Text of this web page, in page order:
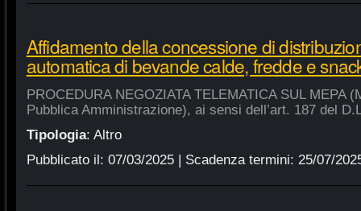
Affidamento della concessione di
automatica di bevande calde, fredde e
PROCEDURA NEGOZIATA TELEMATICA SUL MEPA
Pubblica Amministrazione), ai sensi dell’art. 187 del
Tipologia: Altro
Pubblicato il: 07/03/2025| Scadenza termini: 25/07/